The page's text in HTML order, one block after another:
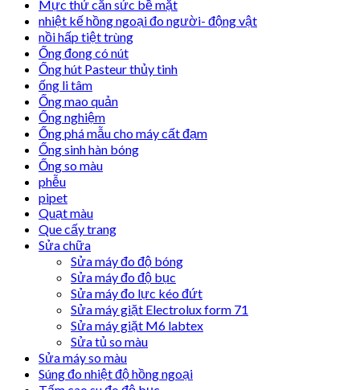
Mực thử căn sức bề mặt
nhiệt kế hồng ngoại đo người- động vật
nồi hấp tiệt trùng
Ống đong có nút
Ống hút Pasteur thủy tinh
ống li tâm
Ống mao quản
Ống nghiệm
Ống phá mẫu cho máy cất đạm
Ống sinh hàn bóng
Ống so màu
phễu
pipet
Quạt màu
Que cấy trang
Sửa chữa
Sửa máy đo độ bóng
Sửa máy đo độ bục
Sửa máy đo lực kéo đứt
Sửa máy giặt Electrolux form 71
Sửa máy giặt M6 labtex
Sửa tủ so màu
Sửa máy so màu
Súng đo nhiệt độ hồng ngoại